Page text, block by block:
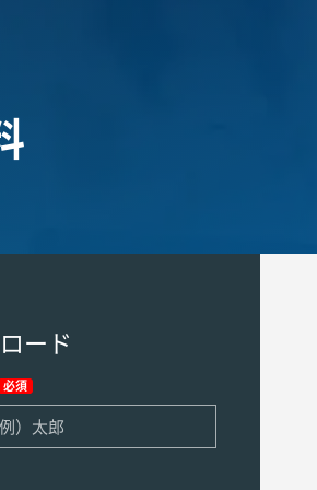
ード
必須